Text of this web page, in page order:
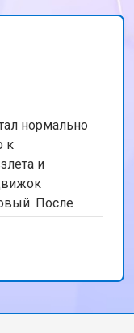
нормально
к
и
После
и принял